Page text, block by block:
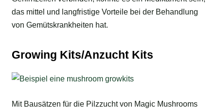
das mittel und langfristige Vorteile bei der Behandlung
von Gemütskrankheiten hat.
Growing Kits/Anzucht Kits
Mit Bausätzen für die Pilzzucht von Magic Mushrooms